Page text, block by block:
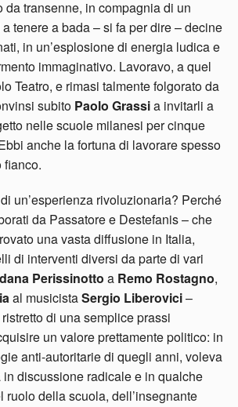
da transenne, in compagnia di un
tenere a bada – si fa per dire – decine
in un’esplosione di energia ludica e
immaginativo. Lavoravo, a quel
Teatro, e rimasi talmente folgorato da
subito Paolo Grassia invitarli a
nelle scuole milanesi per cinque
anche la fortuna di lavorare spesso
fianco.
un’esperienza rivoluzionaria? Perché
da Passatore e Destefanis – che
una vasta diffusione in Italia,
di interventi diversi da parte di vari
Perissinotto a Remo Rostagno,
al musicistaSergio Liberovici–
di una semplice prassi
un valore prettamente politico: in
anti-autoritarie di quegli anni, voleva
discussione radicale e in qualche
ruolo della scuola, dell’insegnante